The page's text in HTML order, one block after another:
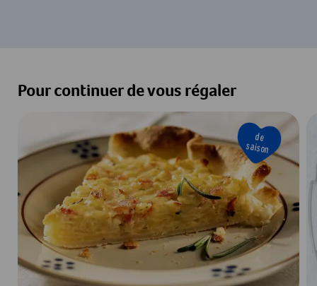
Pour continuer de vous régaler
de
saison